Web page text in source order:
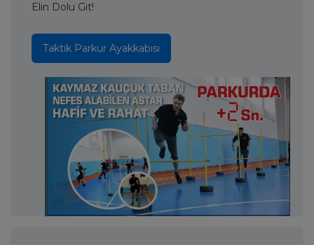
Elin Dolu Git!
Taktik Parkur Ayakkabısı